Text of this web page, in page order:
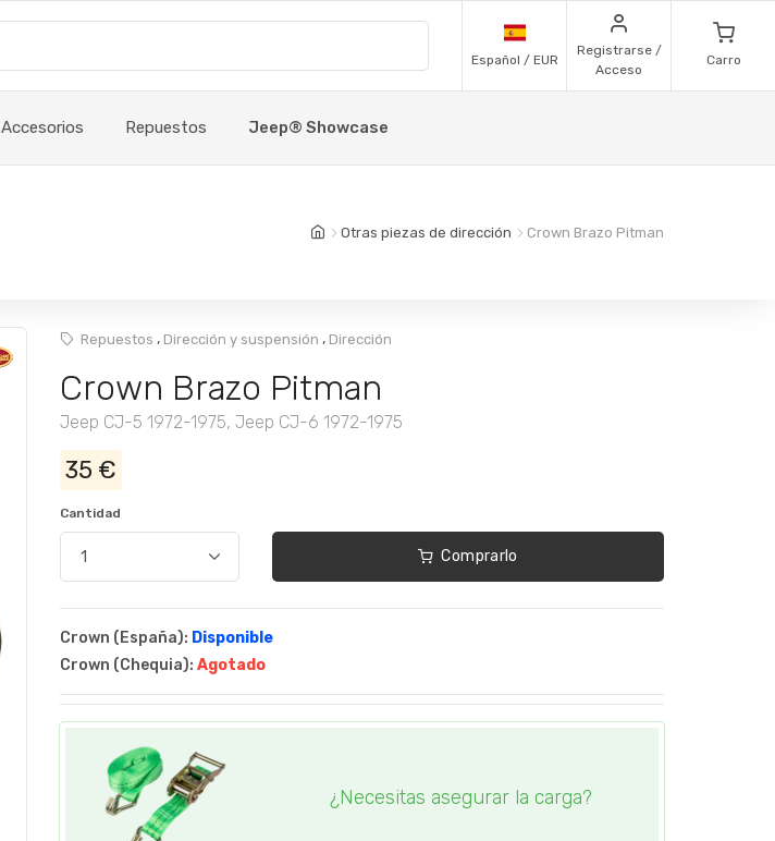
Español / EUR
Registrarse /
Acceso
Carro
Accesorios Repuestos Jeep® Showcase
Otras piezas de dirección Crown Brazo Pitman
Repuestos , Dirección y suspensión , Dirección
Crown Brazo Pitman
Jeep CJ-5 1972-1975, Jeep CJ-6 1972-1975
35 €
Cantidad
Comprarlo
Crown (España): Disponible
Crown (Chequia): Agotado
¿Necesitas asegurar la carga?